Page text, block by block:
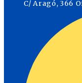
C/ Aragó, 366